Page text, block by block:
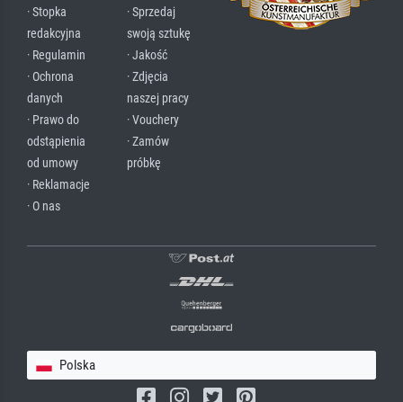
· Stopka
redakcyjna
· Regulamin
· Ochrona
danych
· Prawo do
odstąpienia
od umowy
· Reklamacje
· O nas
· Sprzedaj
swoją sztukę
· Jakość
· Zdjęcia
naszej pracy
· Vouchery
· Zamów
próbkę
Polska